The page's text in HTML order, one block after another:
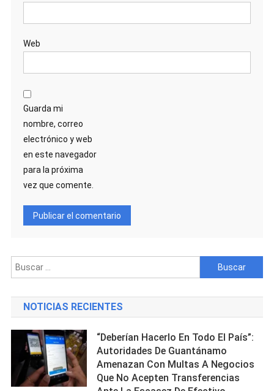
Web
Guarda mi
nombre, correo
electrónico y web
en este navegador
para la próxima
vez que comente.
Buscar:
NOTICIAS RECIENTES
“Deberían Hacerlo En Todo El País”:
Autoridades De Guantánamo
Amenazan Con Multas A Negocios
Que No Acepten Transferencias